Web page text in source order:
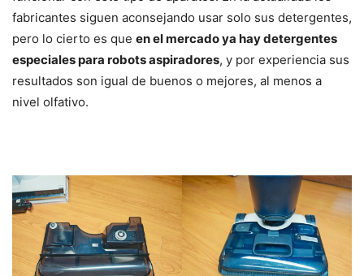
fabricantes siguen aconsejando usar solo sus detergentes,
pero lo cierto es que en el mercado ya hay detergentes
especiales para robots aspiradores, y por experiencia sus
resultados son igual de buenos o mejores, al menos a
nivel olfativo.